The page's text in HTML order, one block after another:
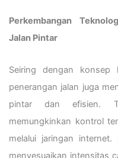
Perkembangan
Jalan Pintar
Seiring dengan
penerangan jalan juga
pintar dan efisien.
memungkinkan kontrol
melalui jaringan
menyesuaikan intensitas